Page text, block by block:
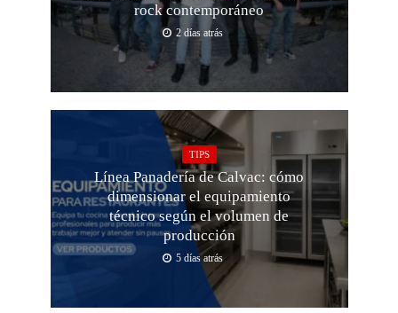
rock contemporáneo
2 días atrás
TIPS
Línea Panadería de Calvac: cómo
dimensionar el equipamiento
técnico según el volumen de
producción
5 días atrás